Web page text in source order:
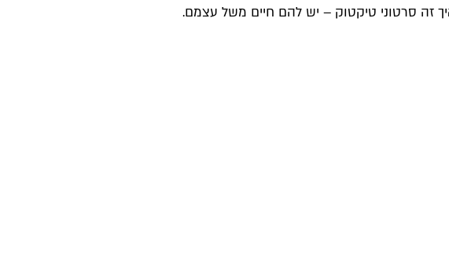
זה סרטוני טיקטוק – יש להם חיים משל עצמם.